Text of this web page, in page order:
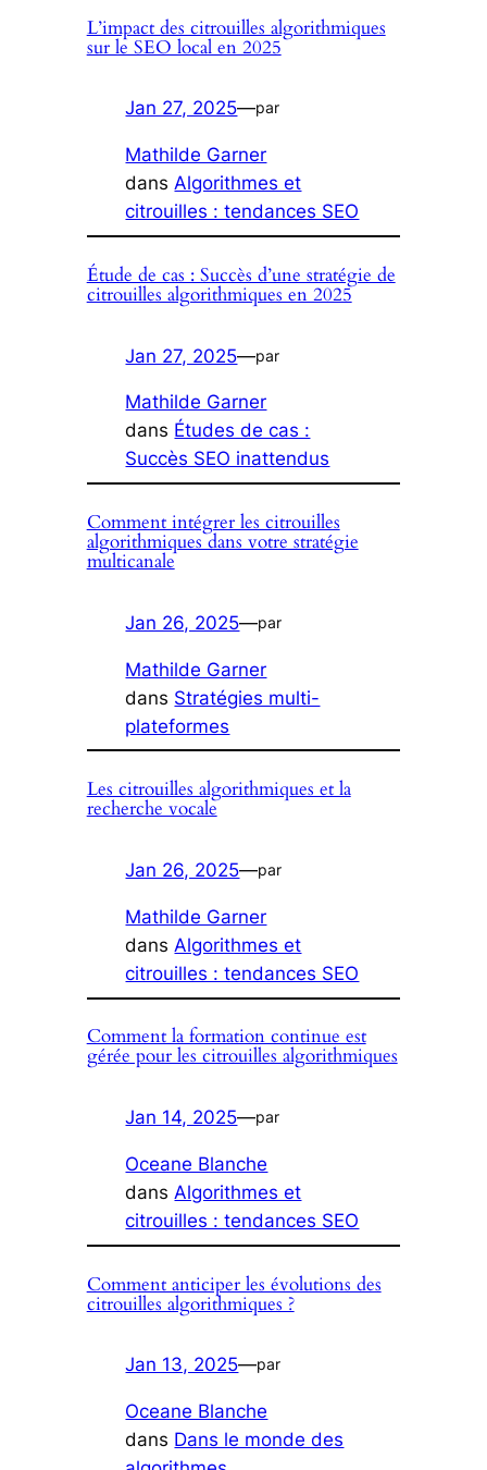
L’impact des citrouilles algorithmiques
sur le SEO local en 2025
Jan 27, 2025—par
Mathilde Garner
dansAlgorithmes et
citrouilles : tendances SEO
Étude de cas : Succès d’une stratégie de
citrouilles algorithmiques en 2025
Jan 27, 2025—par
Mathilde Garner
dans Études de cas :
Succès SEO inattendus
Comment intégrer les citrouilles
algorithmiques dans votre stratégie
multicanale
Jan 26, 2025—par
Mathilde Garner
dans Stratégies multi-
plateformes
Les citrouilles algorithmiques et la
recherche vocale
Jan 26, 2025—par
Mathilde Garner
dans Algorithmes et
citrouilles : tendances SEO
Comment la formation continue est
gérée pour les citrouilles algorithmiques
Jan 14, 2025—par
Oceane Blanche
dans Algorithmes et
citrouilles : tendances SEO
Comment anticiper les évolutions des
citrouilles algorithmiques ?
Jan 13, 2025—par
Oceane Blanche
dans Dans le monde des